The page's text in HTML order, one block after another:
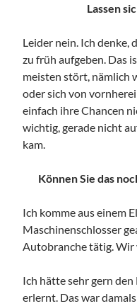
Lassen
Leider nein. Ich denke,
zu früh aufgeben. Das
meisten stört, nämlich
oder sich von
einfach ihre Chancen
wichtig, gerade nicht
kam.
Können Sie das
Ich komme aus einem
Maschinenschlosser
Autobranche tätig. Wir
Ich hätte sehr gern
erlernt. Das war